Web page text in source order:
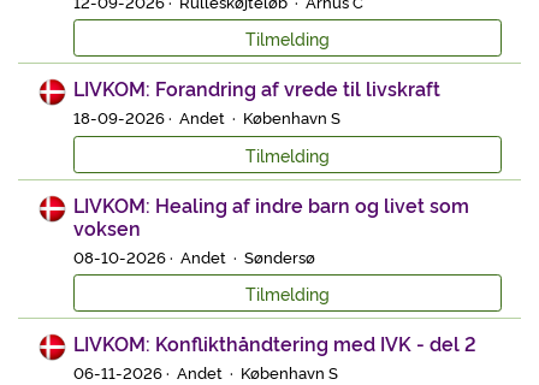
Tilmelding
LIVKOM: Forandring af vrede til livskraft
18-09-2026 · Andet · København S
Tilmelding
LIVKOM: Healing af indre barn og livet som
voksen
08-10-2026 · Andet · Søndersø
Tilmelding
LIVKOM: Konflikthåndtering med IVK - del 2
06-11-2026 · Andet · København S